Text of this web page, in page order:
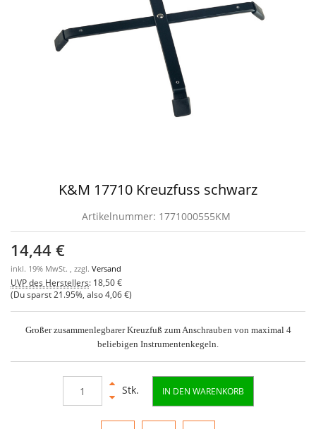
K&M 17710 Kreuzfuss schwarz
Artikelnummer: 1771000555KM
14,44 €
inkl. 19% MwSt. , zzgl. Versand
UVP des Herstellers: 18,50 €
(Du sparst 21.95% , also4,06 €)
Großer zusammenlegbarer Kreuzfuß zum Anschrauben von maximal 4
beliebigen Instrumentenkegeln.
Stk. IN DEN WARENKORB